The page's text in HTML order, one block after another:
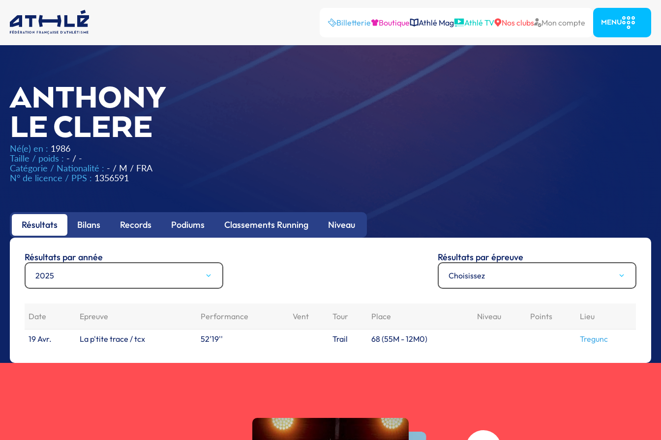
Billetterie Boutique Athlé Mag Athlé TV Nos clubs Mon compte MENU
ANTHONY
LE CLERE
Né(e) en : 1986
Taille / poids : - / -
Catégorie / Nationalité : - / M / FRA
N° de licence / PPS : 1356591
Résultats Bilans Records Podiums Classements Running Niveau
Résultats par année
2025
Résultats par épreuve
Choisissez
Date Epreuve Performance Vent Tour Place Niveau Points Lieu
19 Avr. La p'tite trace / tcx 52'19'' Trail 68 (55M -12M0) Tregunc